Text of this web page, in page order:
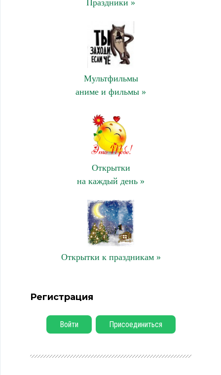
Праздники »
Мультфильмы
аниме и фильмы »
Открытки
на каждый день »
Открытки к праздникам »
Регистрация
Войти Присоединиться